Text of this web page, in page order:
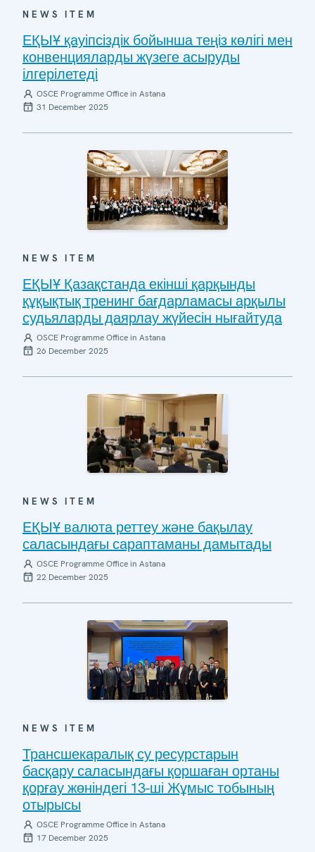
NEWS ITEM
ЕҚЫҰ қауіпсіздік бойынша теңіз көлігі мен
конвенцияларды жүзеге асыруды
ілгерілетеді
OSCE Programme Office in Astana
31 December 2025
NEWS ITEM
ЕҚЫҰ Қазақстанда екінші қарқынды
құқықтық тренинг бағдарламасы арқылы
судьяларды даярлау жүйесін нығайтуда
OSCE Programme Office in Astana
26 December 2025
NEWS ITEM
ЕҚЫҰ валюта реттеу және бақылау
саласындағы сараптаманы дамытады
OSCE Programme Office in Astana
22 December 2025
NEWS ITEM
Трансшекаралық су ресурстарын
басқару саласындағы қоршаған ортаны
қорғау жөніндегі 13-ші Жұмыс тобының
отырысы
OSCE Programme Office in Astana
17 December 2025